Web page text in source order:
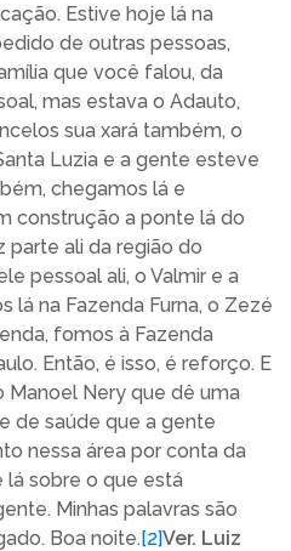
Estive hoje lá na
de outras pessoas,
que você falou, da
mas estava o Adauto,
sua xará também, o
Luzia e a gente esteve
chegamos lá e
construção a ponte lá do
parte ali da região do
pessoal ali, o Valmir e a
lá na Fazenda Furna, o Zezé
fomos à Fazenda
Então, é isso, é reforço. E
Nery que dê uma
de saúde que a gente
nessa área por conta da
lá sobre o que está
Minhas palavras são
Boa noite.[2]Ver. Luiz